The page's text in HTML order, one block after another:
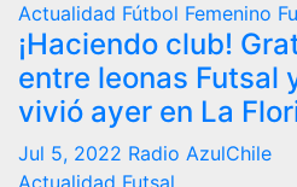
Actualidad Fútbol Femenino
¡Haciendo club!
entre leonas Futsal
vivió ayer en La
Jul 5, 2022 Radio AzulChile
Actualidad Futsal